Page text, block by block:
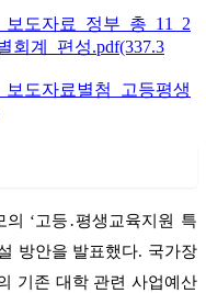
도자료_정부_총_11_2
회계_편성.pdf(337.3
보도자료별첨_고등평생
의 ‘고등․평생교육지원 특
방안을 발표했다. 국가장
기존 대학 관련 사업예산